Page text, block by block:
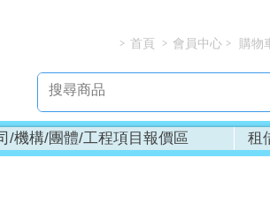
> > >
首頁 會員中心 購物
/機構/團體/工程項目報價區 租